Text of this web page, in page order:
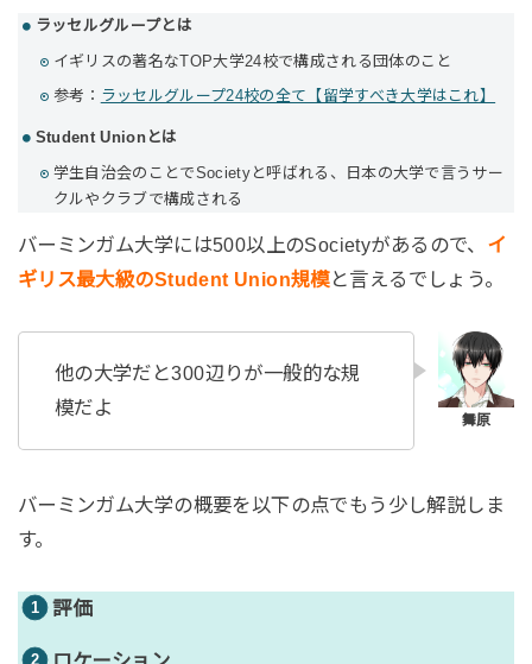
ラッセルグループとは
イギリスの著名なTOP大学24校で構成される団体のこと
参考： ラッセルグループ24校の全て【留学すべき大学はこれ】
Student Unionとは
学生自治会のことでSocietyと呼ばれる、日本の大学で言うサー
クルやクラブで構成される
バーミンガム大学には500以上のSocietyがあるので、 イ
ギリス最大級のStudent Union規模と言えるでしょう。
他の大学だと300辺りが一般的な規
模だよ
バーミンガム大学の概要を以下の点でもう少し解説しま
す。
評価